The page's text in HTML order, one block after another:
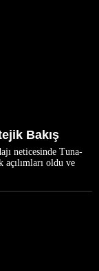
Bakış
neticesinde Tuna-
oldu ve